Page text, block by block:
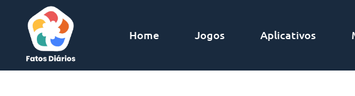
Home Jogos Aplicativos